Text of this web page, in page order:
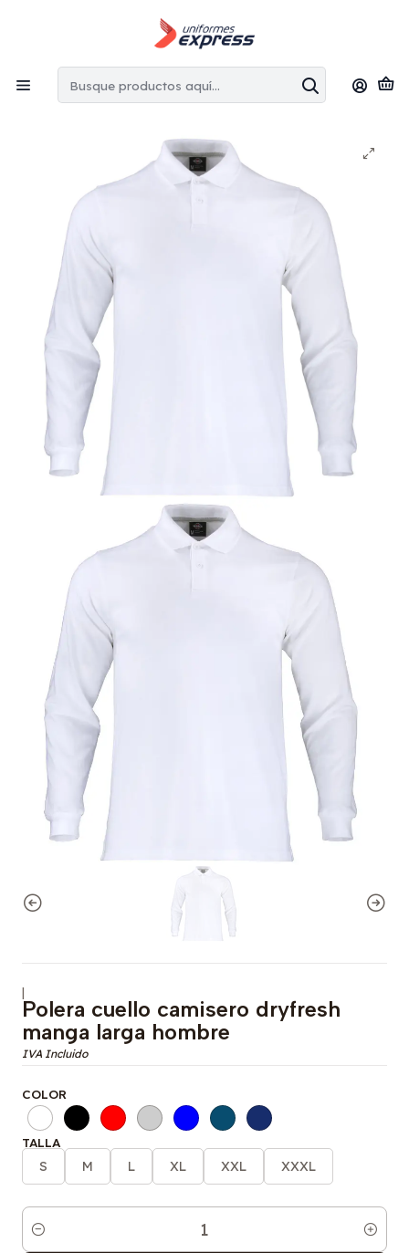
en la Región Metropolitana por copras superiores
Inicio Poleras
Polera cuello camisero dryfresh manga larga hombre
|
Polera cuello camisero dryfresh
manga larga hombre
COLOR
TALLA
S M L XL XXL XXXL
Cantidad